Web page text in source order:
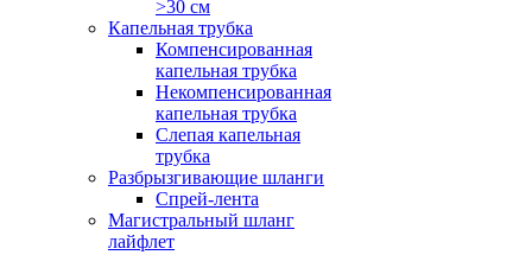
>30 см
Капельная трубка
Компенсированная
капельная трубка
Некомпенсированная
капельная трубка
Слепая капельная
трубка
Разбрызгивающие шланги
Спрей-лента
Магистральный шланг
лайфлет